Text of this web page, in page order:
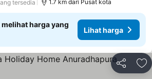
tersedia 1.7 km dari Pusat kota
harga yang
Lihat harga
Bagikan